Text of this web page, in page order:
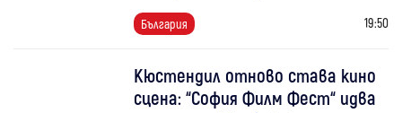
България 19:50
Кюстендил отново става кино
сцена: “София Филм Фест“ идва